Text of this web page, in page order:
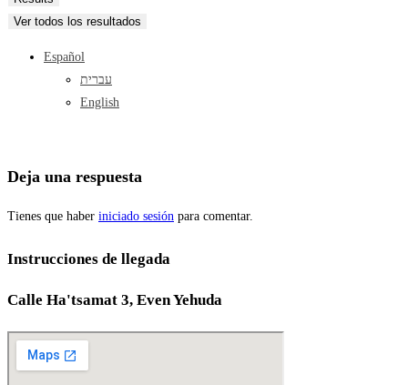
Ver todos los resultados
Español
עברית
English
Deja una respuesta
Tienes que haber iniciado sesión para comentar.
Instrucciones de llegada
Calle Ha'tsamat 3, Even Yehuda